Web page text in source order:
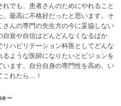
でも、患者さんのためにやれること
最高に不格好だったと思います。そ
んの専門の先生方の今に妥協しない
覚や自信はどんどんなくなるばか
ハビリテーション科医としてどんな
ような医師になりたいとビジョンを
ます。自分自身の専門性を高め、い
これたら…！
～